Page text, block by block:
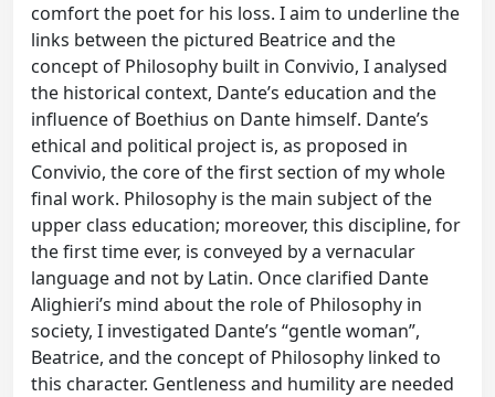
comfort the poet for his loss. I aim to underline the
links between the pictured Beatrice and the
concept of Philosophy built in Convivio, I analysed
the historical context, Dante’s education and the
influence of Boethius on Dante himself. Dante’s
ethical and political project is, as proposed in
Convivio, the core of the first section of my whole
final work. Philosophy is the main subject of the
upper class education; moreover, this discipline, for
the first time ever, is conveyed by a vernacular
language and not by Latin. Once clarified Dante
Alighieri’s mind about the role of Philosophy in
society, I investigated Dante’s “gentle woman”,
Beatrice, and the concept of Philosophy linked to
this character. Gentleness and humility are needed